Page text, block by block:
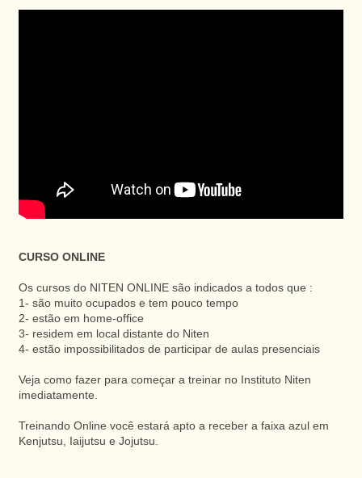
CURSO ONLINE
Os cursos do NITEN ONLINE são indicados a todos que :
1- são muito ocupados e tem pouco tempo
2- estão em home-office
3- residem em local distante do Niten
4- estão impossibilitados de participar de aulas presenciais
Veja como fazer para começar a treinar no Instituto Niten
imediatamente.
Treinando Online você estará apto a receber a faixa azul em
Kenjutsu, Iaijutsu e Jojutsu.